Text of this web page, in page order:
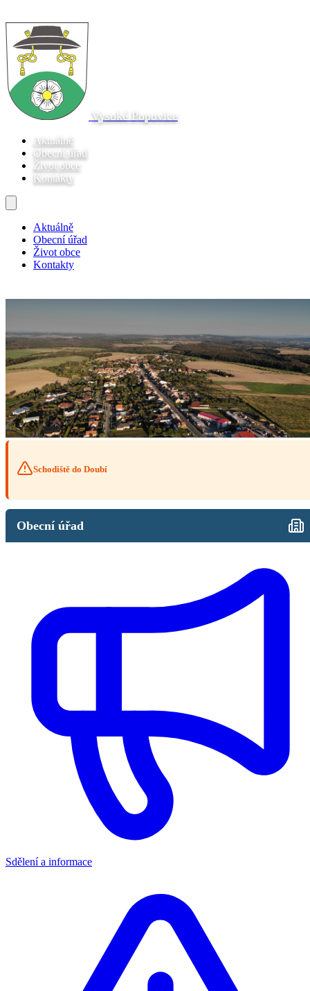
Vysoké Popovice
Aktuálně
Obecní úřad
Život obce
Kontakty
Aktuálně
Obecní úřad
Život obce
Kontakty
Schodiště do Doubí
Obecní úřad
Sdělení a informace